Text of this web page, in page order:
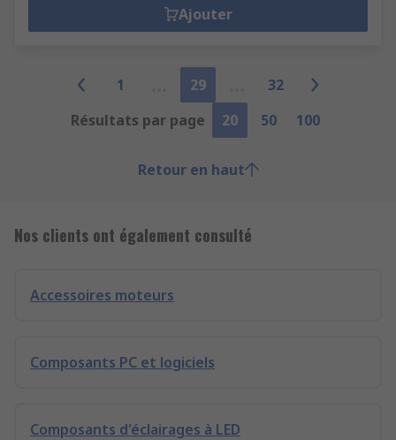
Ajouter
1 29
32
Résultats par page
20 50 100
Retour en haut
Nos clients ont également consulté
Accessoires moteurs
Composants PC et logiciels
Composants d'éclairages à LED